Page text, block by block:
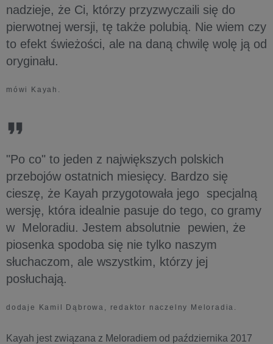
nadzieje, że Ci, którzy przyzwyczaili się do
pierwotnej wersji, tę także polubią. Nie wiem czy
to efekt świeżości, ale na daną chwilę wolę ją od
oryginału.
mówi Kayah.
"Po co" to jeden z największych polskich
przebojów ostatnich miesięcy. Bardzo się
cieszę, że Kayah przygotowała jego specjalną
wersję, która idealnie pasuje do tego, co gramy
w Meloradiu. Jestem absolutnie pewien, że
piosenka spodoba się nie tylko naszym
słuchaczom, ale wszystkim, którzy jej
posłuchają.
dodaje Kamil Dąbrowa, redaktor naczelny Meloradia.
Kayah jest związana z Meloradiem od października 2017